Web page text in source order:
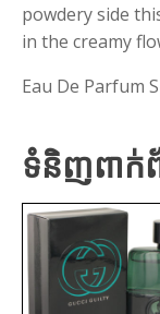
powdery side
in the creamy
Eau De Parfum
ទំនិញពាក់ព័